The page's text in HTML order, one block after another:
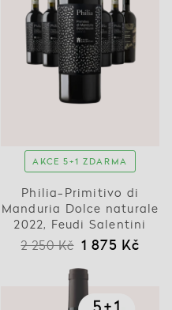
AKCE 5+1 ZDARMA
Philia-Primitivo di
Manduria Dolce naturale
2022, Feudi Salentini
2 250 Kč 1 875 Kč